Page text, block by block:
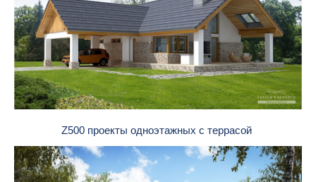
Z500 проекты одноэтажных с террасой